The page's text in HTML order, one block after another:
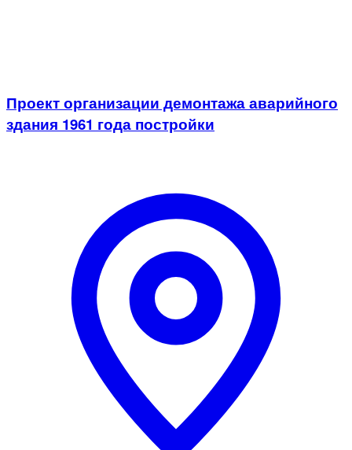
Проект организации демонтажа аварийного
здания 1961 года постройки